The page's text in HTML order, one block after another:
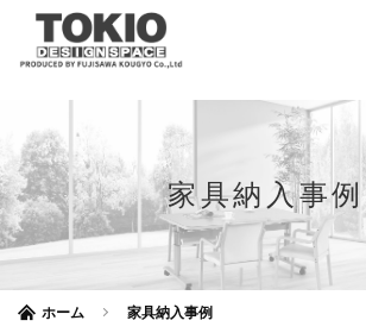
家具納入事例
ホーム 家具納入事例